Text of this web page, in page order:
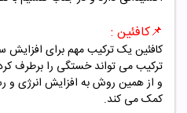
📌کافئین :
کافئین یک ترکیب مهم برای
ترکیب می تواند خستگی را برطرف
و از همین روش به افزایش انرژی و
کمک می کند.